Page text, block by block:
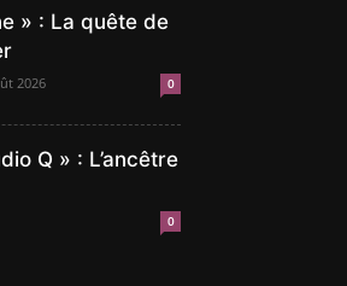
» : La quête de
2026 0
Q » : L’ancêtre
0